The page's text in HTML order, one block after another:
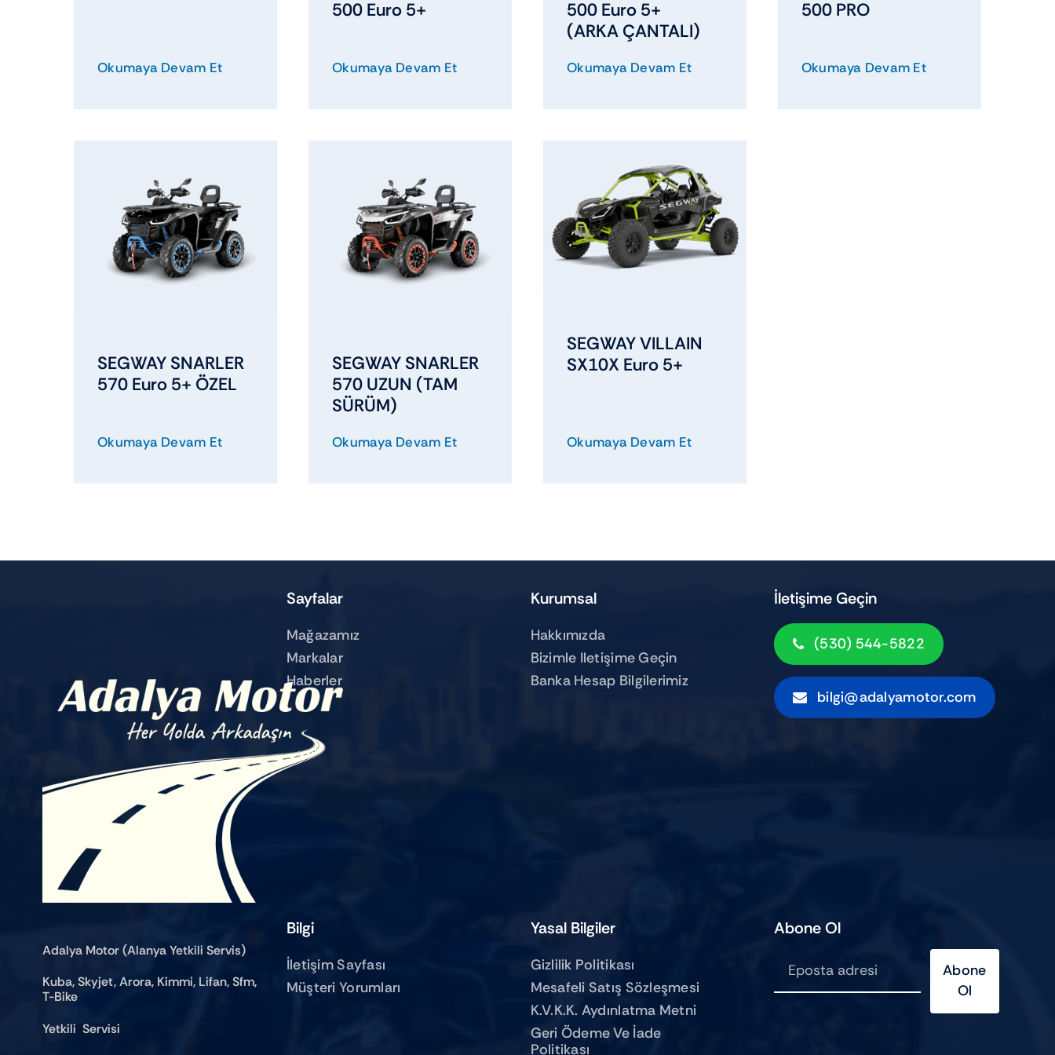
Okumaya Devam Et
500 Euro 5+
Okumaya Devam Et
500 Euro 5+
(ARKA ÇANTALI)
Okumaya Devam Et
500 PRO
Okumaya Devam Et
SEGWAY SNARLER
570 Euro 5+ ÖZEL
Okumaya Devam Et
SEGWAY SNARLER
570 UZUN (TAM
SÜRÜM)
Okumaya Devam Et
SEGWAY VILLAIN
SX10X Euro 5+
Okumaya Devam Et
Sayfalar
Mağazamız
Markalar
Haberler
Kurumsal
Hakkımızda
Bizimle Iletişime Geçin
Banka Hesap Bilgilerimiz
İletişime Geçin
(530) 544-5822
bilgi@adalyamotor.com
Adalya Motor (Alanya Yetkili Servis)
Kuba, Skyjet, Arora, Kimmi, Lifan, Sfm,
T-Bike
Yetkili Servisi
Bilgi
İletişim Sayfası
Müşteri Yorumları
Yasal Bilgiler
Gizlilik Politikası
Mesafeli Satış Sözleşmesi
K.V.K.K. Aydınlatma Metni
Geri Ödeme Ve İade
Politikası
Abone Ol
Abone
Ol